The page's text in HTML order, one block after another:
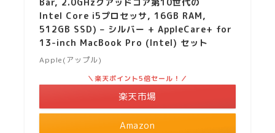
Intel Core i5プロセッサ, 16GB RAM,
512GB SSD) – シルバー + AppleCare+ for
13-inch MacBook Pro (Intel) セット
Apple(アップル)
Amazon
＼楽天ポイント5倍セール！／
楽天市場